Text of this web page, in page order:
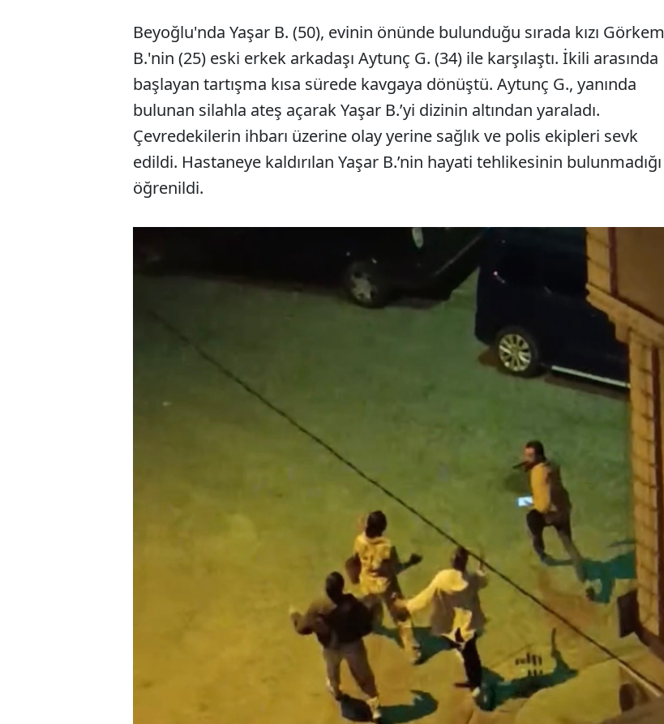
Beyoğlu'nda Yaşar B. (50), evinin önünde bulunduğu sırada kızı Görkem
B.'nin (25) eski erkek arkadaşı Aytunç G. (34) ile karşılaştı. İkili arasında
başlayan tartışma kısa sürede kavgaya dönüştü. Aytunç G., yanında
bulunan silahla ateş açarak Yaşar B.’yi dizinin altından yaraladı.
Çevredekilerin ihbarı üzerine olay yerine sağlık ve polis ekipleri sevk
edildi. Hastaneye kaldırılan Yaşar B.’nin hayati tehlikesinin bulunmadığı
öğrenildi.